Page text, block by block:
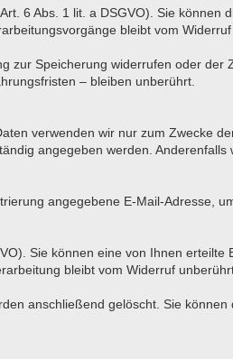
6 Abs. 1 lit. a DSGVO). Sie können
bleibt vom Widerruf
zur Speicherung widerrufen oder der
– bleiben unberührt.
verwenden wir nur zum Zwecke
angegeben werden. Anderenfalls
angegebene E-Mail-Adresse,
Sie können eine von Ihnen erteilte
bleibt vom Widerruf
anschließend gelöscht. Sie